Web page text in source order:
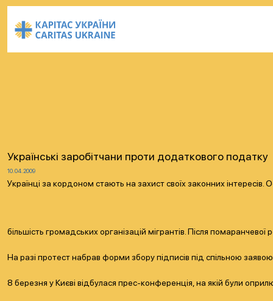
Українські заробітчани проти додаткового податку
10.04.2009
Українці за кордоном стають на захист своїх законних
більшість громадських організацій мігрантів. Після
На разі протест набрав форми збору підписів під спільною
8 березня у Києві відбулася прес-конференція, на якій були